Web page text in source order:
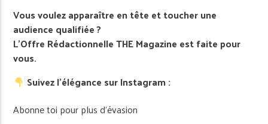
Vous voulez apparaître en tête et toucher une
audience qualifiée ?
L’Offre Rédactionnelle THE Magazine est faite pour
vous.
Suivez l’élégance sur Instagram :
Abonne toi pour plus d’évasion